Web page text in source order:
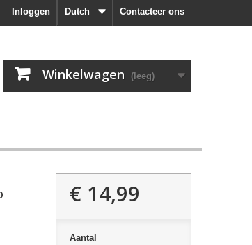
Contacteer ons
Dutch
Inloggen
Winkelwagen (leeg)
€ 14,99
Aantal